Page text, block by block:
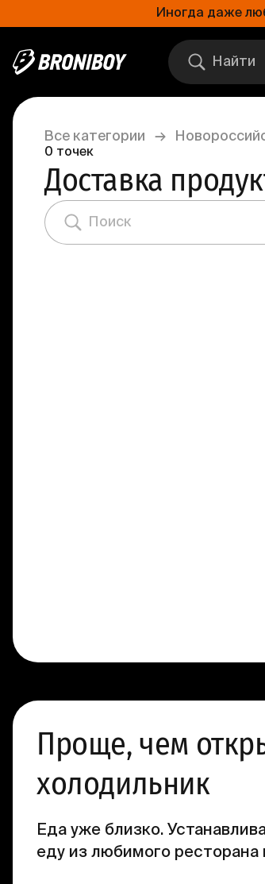
Иногда даже
Все категории →
0 точек
Доставка
Проще, чем
холодильник
Еда уже близко.
еду из любимого ресторана